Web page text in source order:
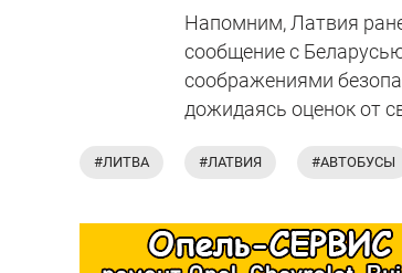
Напомним, Латвия
сообщение с
соображениями
дожидаясь оценок от
#ЛИТВА #ЛАТВИЯ #АВТОБУСЫ